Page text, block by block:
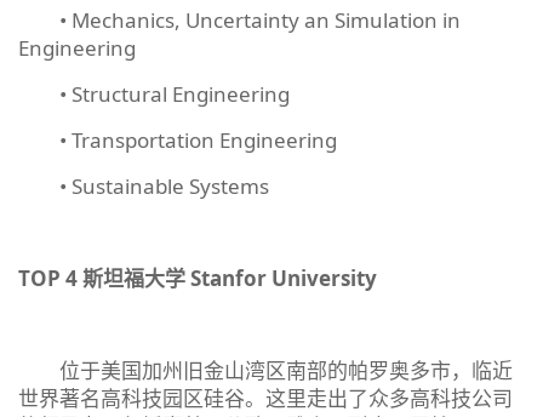
• Mechanics, Uncertainty an Simulation in
Engineering
• Structural Engineering
• Transportation Engineering
• Sustainable Systems
TOP 4斯坦福大学Stanfor University
位于美国加州旧金山湾区南部的帕罗奥多市，临近
世界著名高科技园区硅谷。这里走出了众多高科技公司